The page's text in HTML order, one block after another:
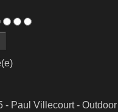
- Paul Villecourt -